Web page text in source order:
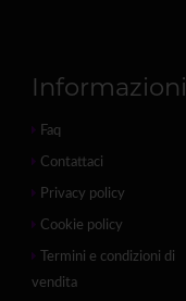
Informazioni
Faq
Contattaci
Privacy policy
Cookie policy
Termini e condizioni di
vendita